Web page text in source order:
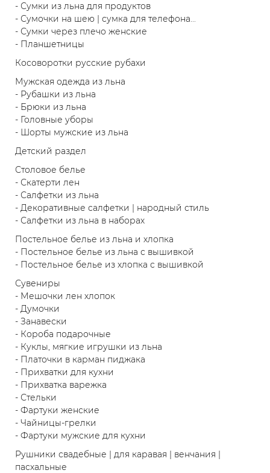
- Сумки из льна для продуктов
- Сумочки на шею | сумка для телефона...
- Сумки через плечо женские
- Планшетницы
Косоворотки русские рубахи
Мужская одежда из льна
- Рубашки из льна
- Брюки из льна
- Головные уборы
- Шорты мужские из льна
Детский раздел
Столовое белье
- Скатерти лен
- Салфетки из льна
- Декоративные салфетки | народный стиль
- Салфетки из льна в наборах
Постельное белье из льна и хлопка
- Постельное белье из льна с вышивкой
- Постельное белье из хлопка с вышивкой
Сувениры
- Мешочки лен хлопок
- Думочки
- Занавески
- Короба подарочные
- Куклы, мягкие игрушки из льна
- Платочки в карман пиджака
- Прихватки для кухни
- Прихватка варежка
- Стельки
- Фартуки женские
- Чайницы-грелки
- Фартуки мужские для кухни
Рушники свадебные | для каравая | венчания |
пасхальные